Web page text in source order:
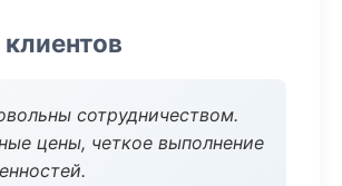
сотрудничеством.
цены, четкое выполнение